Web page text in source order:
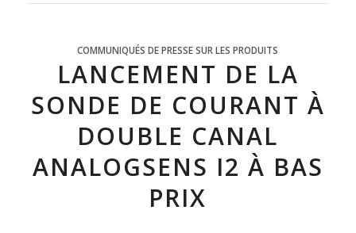
COMMUNIQUÉS DE PRESSE SUR LES PRODUITS
LANCEMENT DE LA
SONDE DE COURANT À
DOUBLE CANAL
ANALOGSENS I2 À BAS
PRIX